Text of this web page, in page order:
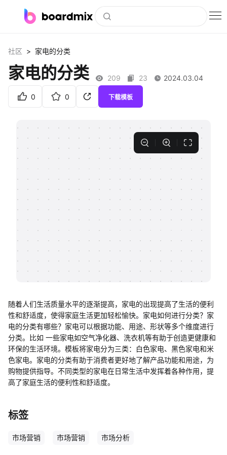
社区资源
企业服务
支持
帮助中心
知识分享社区
社区 > 家电的分类
家电的分类 209 23 2024.03.04
0 0 下载模板
随着人们生活质量水平的逐渐提高，家电的出现提高了生活的便利
性和舒适度，使得家庭生活更加轻松愉快。家电如何进行分类？家
电的分类有哪些？家电可以根据功能、用途、形状等多个维度进行
分类。比如 一些家电如空气净化器、洗衣机等有助于创造更健康和
环保的生活环境。模板将家电分为三类：白色家电、黑色家电和米
色家电。家电的分类有助于消费者更好地了解产品功能和用途，为
购物提供指导。不同类型的家电在日常生活中发挥着各种作用，提
高了家庭生活的便利性和舒适度。
标签
市场营销 市场营销 市场分析